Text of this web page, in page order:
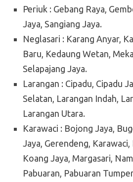
Periuk : Gebang Raya,
Jaya, Sangiang Jaya.
Neglasari : Karang Anyar,
Baru, Kedaung Wetan,
Selapajang Jaya.
Larangan : Cipadu, Cipadu
Selatan, Larangan Indah,
Larangan Utara.
Karawaci : Bojong Jaya,
Jaya, Gerendeng, Karawaci,
Koang Jaya, Margasari,
Pabuaran, Pabuaran